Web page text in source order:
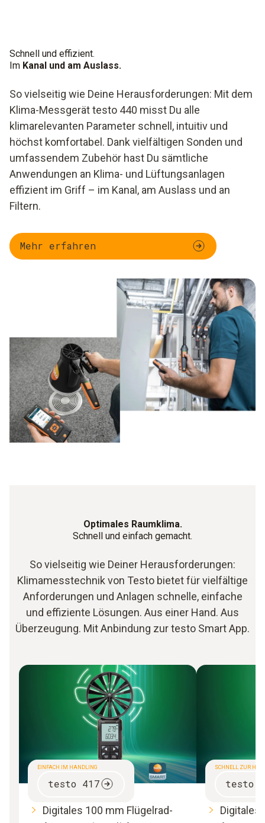
Schnell und effizient.
Im Kanal und am Auslass.
So vielseitig wie Deine Herausforderungen: Mit dem
Klima-Messgerät testo 440 misst Du alle
klimarelevanten Parameter schnell, intuitiv und
höchst komfortabel. Dank vielfältigen Sonden und
umfassendem Zubehör hast Du sämtliche
Anwendungen an Klima- und Lüftungsanlagen
effizient im Griff – im Kanal, am Auslass und an
Filtern.
Mehr erfahren
Optimales Raumklima.
Schnell und einfach gemacht.
So vielseitig wie Deiner Herausforderungen:
Klimamesstechnik von Testo bietet für vielfältige
Anforderungen und Anlagen schnelle, einfache
und effiziente Lösungen. Aus einer Hand. Aus
Überzeugung. Mit Anbindung zur testo Smart App.
EINFACH IM HANDLING
testo 417
Digitales 100 mm Flügelrad-
SCHNELL ZUR
testo
Digitales